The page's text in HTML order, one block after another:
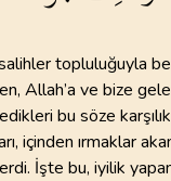
topluluğuyla
Allah’a ve bize
bu söze
içinden ırmaklar
İşte bu, iyilik